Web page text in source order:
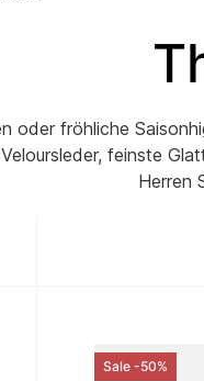
oder fröhliche
feinste
Herren
Sale -50%